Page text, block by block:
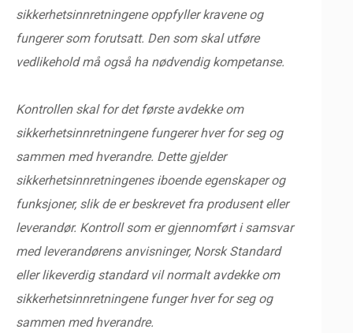
sikkerhetsinnretningene oppfyller kravene og
fungerer som forutsatt. Den som skal utføre
vedlikehold må også ha nødvendig kompetanse.
Kontrollen skal for det første avdekke om
sikkerhetsinnretningene fungerer hver for seg og
sammen med hverandre. Dette gjelder
sikkerhetsinnretningenes iboende egenskaper og
funksjoner, slik de er beskrevet fra produsent eller
leverandør. Kontroll som er gjennomført i samsvar
med leverandørens anvisninger, Norsk Standard
eller likeverdig standard vil normalt avdekke om
sikkerhetsinnretningene funger hver for seg og
sammen med hverandre.